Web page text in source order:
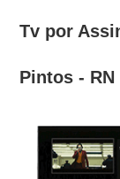
Tv por
Pintos - RN